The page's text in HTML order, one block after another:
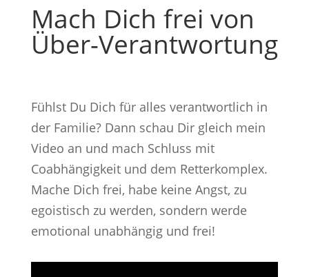
Mach Dich frei von
Über-Verantwortung
Fühlst Du Dich für alles verantwortlich in
der Familie? Dann schau Dir gleich mein
Video an und mach Schluss mit
Coabhängigkeit und dem Retterkomplex.
Mache Dich frei, habe keine Angst, zu
egoistisch zu werden, sondern werde
emotional unabhängig und frei!